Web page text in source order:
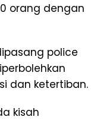
orang dengan
police
dan ketertiban.
kisah